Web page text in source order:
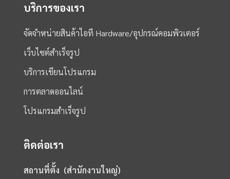
บริการของเรา
จัดจำหน่ายสินค้าไอที Hardware/อุปกรณ์คอมพิวเตอร์
เว็บไซต์สำเร็จรูป
บริการเขียนโปรแกรม
การตลาดออนไลน์
โปรแกรมสำเร็จรูป
ติดต่อเรา
สถานที่ตั้ง (สำนักงานใหญ่)